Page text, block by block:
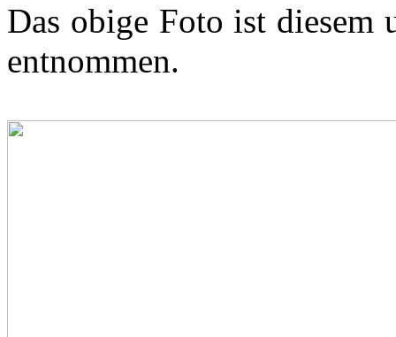
Das obige Foto ist diesem
entnommen.